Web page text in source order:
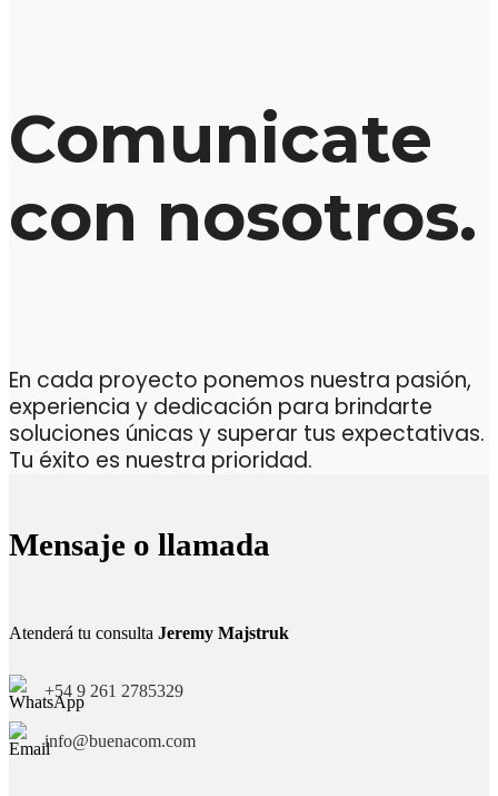
Comunicate
con nosotros.
En cada proyecto ponemos nuestra pasión,
experiencia y dedicación para brindarte
soluciones únicas y superar tus expectativas.
Tu éxito es nuestra prioridad.
Mensaje o llamada
Atenderá tu consulta Jeremy Majstruk
+54 9 261 2785329
info@buenacom.com